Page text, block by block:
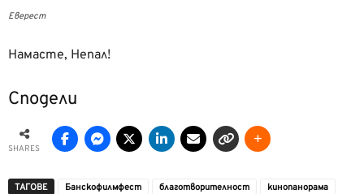
Еверест
Намасте, Непал!
Сподели
SHARES
ТАГОВЕ Банскофилмфест благотворителност
кинопанорама